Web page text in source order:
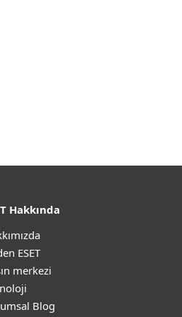
Hakkında
ESET
merkezi
Blog